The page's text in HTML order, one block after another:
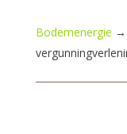
Bodemenergie →